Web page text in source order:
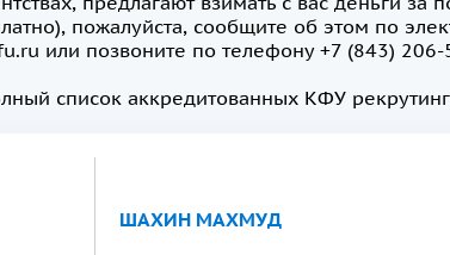
пожалуйста, сообщите об этом по
или позвоните по телефону +7 (843) 206-
список аккредитованных КФУ
ШАХИН МАХМУД